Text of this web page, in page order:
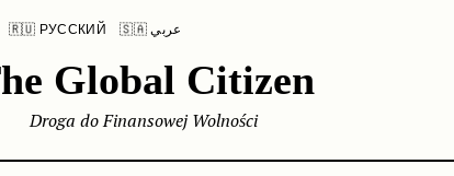
🇷🇺 РУССКИЙ 🇸🇦 عربي
Global Citizen
Droga do Finansowej Wolności